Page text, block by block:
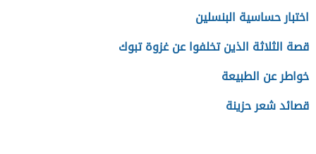
اختبار حساسية البنسلين
قصة الثلاثة الذين تخلفوا عن غزوة تبوك
خواطر عن الطبيعة
قصائد شعر حزينة